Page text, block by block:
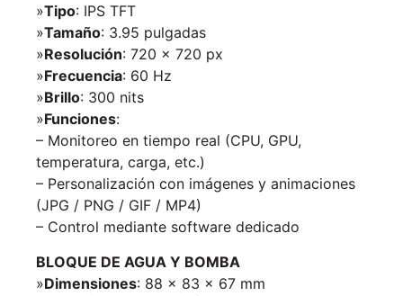
»Tipo: IPS TFT
»Tamaño: 3.95 pulgadas
»Resolución: 720 × 720 px
»Frecuencia: 60 Hz
»Brillo: 300 nits
»Funciones:
– Monitoreo en tiempo real (CPU, GPU,
temperatura, carga, etc.)
– Personalización con imágenes y animaciones
(JPG / PNG / GIF / MP4)
– Control mediante software dedicado
BLOQUE DE AGUA Y BOMBA
»Dimensiones: 88 × 83 × 67 mm